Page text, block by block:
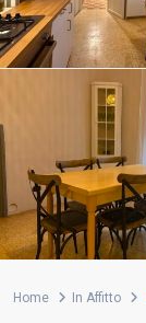
Home In Affitto